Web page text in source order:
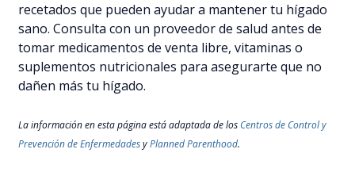
recetados que pueden ayudar a mantener tu hígado
sano. Consulta con un proveedor de salud antes de
tomar medicamentos de venta libre, vitaminas o
suplementos nutricionales para asegurarte que no
dañen más tu hígado.
La información en esta página está adaptada de los Centros de Control y
Prevención de EnfermedadesyPlanned Parenthood.